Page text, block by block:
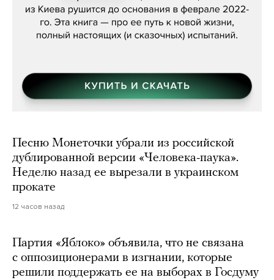
Песню Монеточки убрали из российской
дублированной версии «Человека-паука».
Неделю назад ее вырезали в украинском
прокате
12 часов назад
Партия «Яблоко» объявила, что не связана
с оппозиционерами в изгнании, которые
решили поддержать ее на выборах в Госдуму